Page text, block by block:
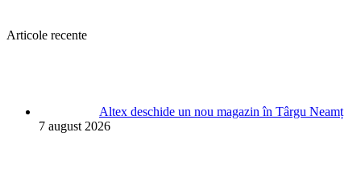
Articole recente
Altex deschide un nou magazin în Târgu Neamț
7 august 2026